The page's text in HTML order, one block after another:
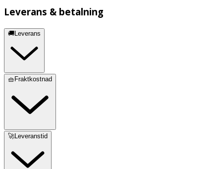
Leverans & betalning
🚚Leverans
🧺Fraktkostnad
🚀Leveranstid